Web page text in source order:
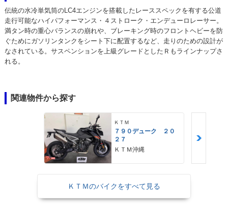
伝統の水冷単気筒のLC4エンジンを搭載したレーススペックを有する公道
走行可能なハイパフォーマンス・４ストローク・エンデューロレーサー。
満タン時の重心バランスの崩れや、ブレーキング時のフロントヘビーを防
ぐためにガソリンタンクをシート下に配置するなど、走りのための設計が
なされている。サスペンションを上級グレードとしたＲもラインナップさ
れる。
関連物件から探す
ＫＴＭ
７９０デューク ２０
２７
ＫＴＭ沖縄
ＫＴＭのバイクをすべて見る